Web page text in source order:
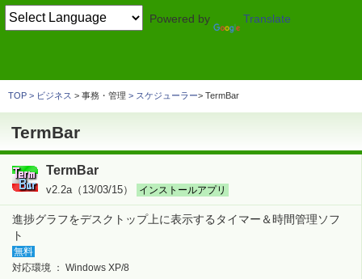
Powered by Translate
TOP ビジネス > 事務・管理 スケジューラー TermBar
TermBar
TermBar
v2.2a（13/03/15） インストールアプリ
進捗グラフをデスクトップ上に表示するタイマー＆時間管理ソフ
ト
無料
対応環境 ： Windows XP/8